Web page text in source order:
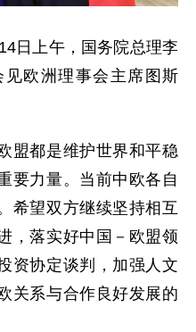
上午，国务院总理李
欧洲理事会主席图斯
都是维护世界和平稳
要力量。当前中欧各自
希望双方继续坚持相互
，落实好中国－欧盟领
资协定谈判，加强人文
关系与合作良好发展的